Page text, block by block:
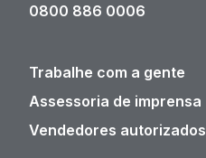
0800 886 0006
Trabalhe com a gente
Assessoria de imprensa
Vendedores autorizados